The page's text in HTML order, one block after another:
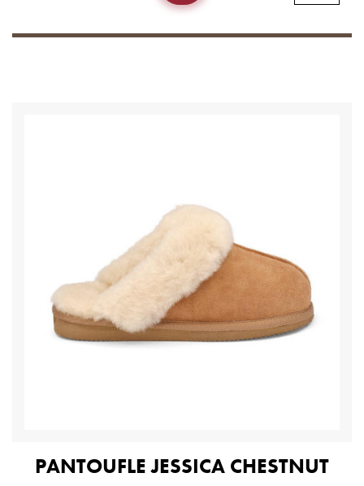
PANTOUFLE JESSICA CHESTNUT